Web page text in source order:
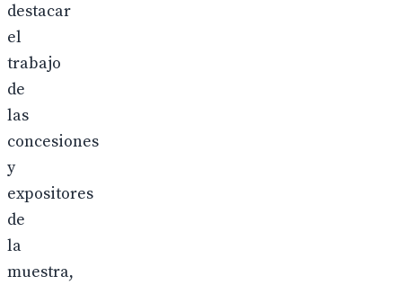
destacar
el
trabajo
de
las
concesiones
y
expositores
de
la
muestra,